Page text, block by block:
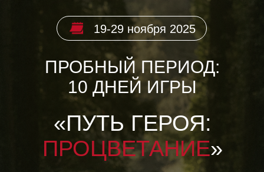
«ПУТЬ ГЕРОЯ:
ПРОЦВЕТАНИЕ»
ПРОБНЫЙ ПЕРИОД:
10 ДНЕЙ ИГРЫ
19-29 ноября 2025